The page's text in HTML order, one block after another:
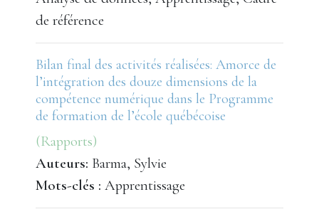
de référence
Bilan final des activités réalisées: Amorce de
l’intégration des douze dimensions de la
compétence numérique dans le Programme
de formation de l’école québécoise
(Rapports)
Auteurs: Barma, Sylvie
Mots-clés : Apprentissage